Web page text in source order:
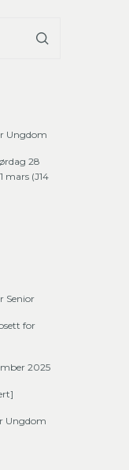
Ungdom
28
mars (J14
Senior
for
2025
Ungdom